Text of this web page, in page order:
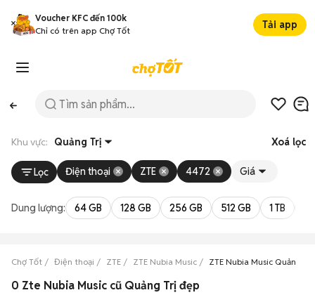
Voucher KFC đến 100k
Chỉ có trên app Chợ Tốt
Tải app
Khu vực: Quảng Trị Xoá lọc
Lọc Điện thoại ZTE 4472 Giá
Dung lượng: 64 GB 128 GB 256 GB 512 GB 1 TB
Chợ Tốt Điện thoại ZTE ZTE Nubia Music ZTE Nubia Music Quảng Trị
0 Zte Nubia Music cũ Quảng Trị đẹp